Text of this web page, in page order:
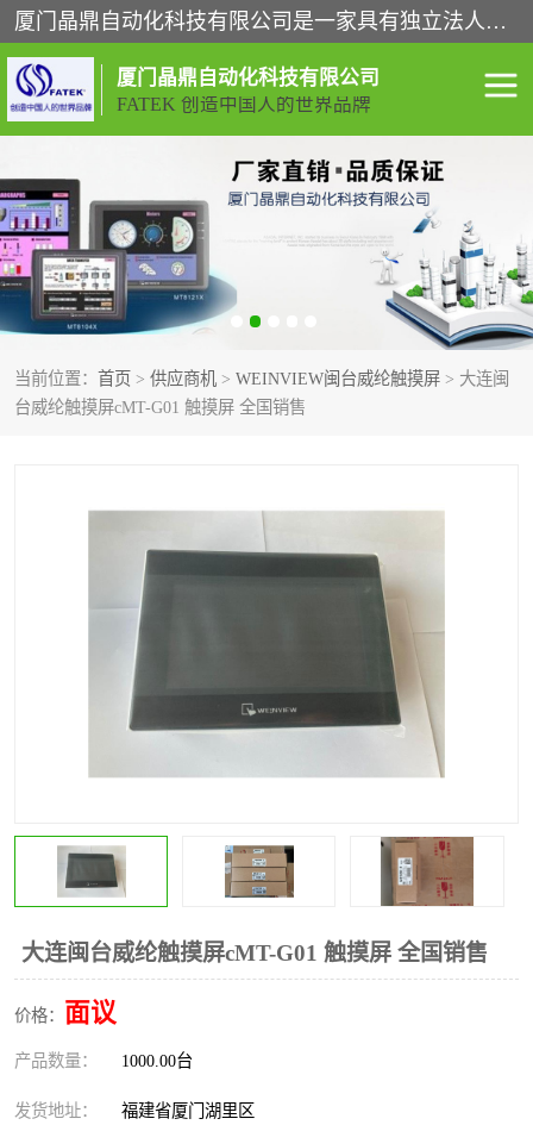
厦门晶鼎自动化科技有限公司是一家具有独立法人资格的高新技术企业；代理销售的产品有台湾威纶触摸屏，魏德米勒全系列，永宏触摸屏,威纶触摸屏,台湾威纶weinview触摸屏,台湾永宏PLC，FATEK,永宏伺服,图儿克总线，施耐德，欧姆龙，西门子，富士变频，K&N蓝系列， BUSSMANN，松下变频器，丹佛斯变频器等。
厦门晶鼎自动化科技有限公司
FATEK 创造中国人的世界品牌
当前位置： 首页 > 供应商机 > WEINVIEW闽台威纶触摸屏 > 大连闽
台威纶触摸屏cMT-G01 触摸屏 全国销售
大连闽台威纶触摸屏cMT-G01 触摸屏 全国销售
价格： 面议
产品数量： 1000.00台
发货地址： 福建省厦门湖里区
闽台永宏PLC WEINVIEW闽台威纶触摸
正弦变频器正弦伺服 魏德米勒接线端子
ABB电流开关 魏德米勒电源
丹佛斯变频器 MOXA通讯模块
其他
安士能开关
普洛菲斯触摸屏
魏德米勒继电器 施迈赛限位开关